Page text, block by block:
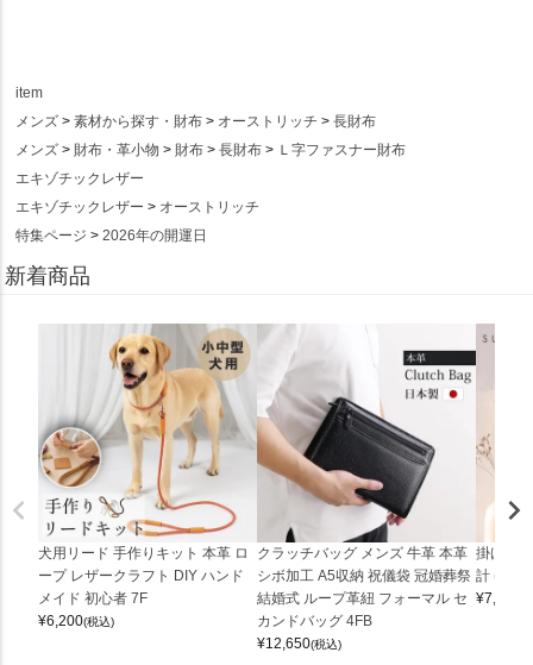
item
メンズ
素材から探す・財布 オーストリッチ
長財布
メンズ
財布・革小物 財布 長財布
Ｌ字ファスナー財布
エキゾチックレザー
エキゾチックレザー
オーストリッチ
特集ページ
2026年の開運日
新着商品
犬用リード 手作りキット 本革 ロ
ープ レザークラフト DIY ハンド
メイド 初心者 7F
¥6,200(税込)
クラッチバッグ メンズ 牛革 本革
シボ加工 A5収納 祝儀袋 冠婚葬祭
結婚式 ループ革紐 フォーマル セ
カンドバッグ 4FB
¥12,650(税込)
掛け時
計
¥7,150